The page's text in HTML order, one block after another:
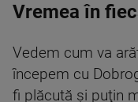
Vremea în
Vedem cum va
începem cu
fi plăcută şi puţin